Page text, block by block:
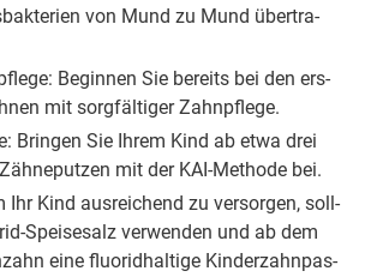
von Mund zu Mund über­tra­
Be­gin­nen Sie be­reits bei den ers­
mit sorg­fäl­ti­ger Zahn­pfle­ge.
Brin­gen Sie Ih­rem Kind ab et­wa drei
mit der KAI-Me­tho­de bei.
Ihr Kind aus­rei­chend zu ver­sor­gen, soll­
Spei­se­salz ver­wen­den und ab dem
ei­ne fluo­rid­hal­ti­ge Kin­der­zahn­pas­